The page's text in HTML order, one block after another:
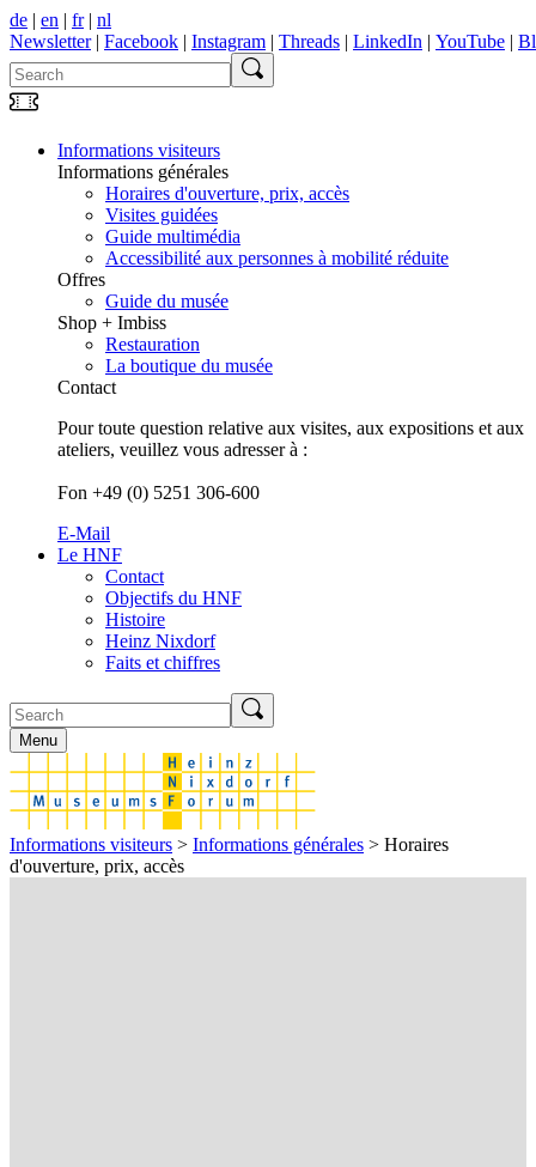
de | en | fr| nl
Newsletter| Facebook | Instagram | Threads | LinkedIn | YouTube |
Informations visiteurs
Informations générales
Horaires d'ouverture, prix, accès
Visites guidées
Guide multimédia
Accessibilité aux personnes à mobilité réduite
Offres
Guide du musée
Shop + Imbiss
Restauration
La boutique du musée
Contact
Pour toute question relative aux visites, aux expositions et aux
ateliers, veuillez vous adresser à :
Fon +49 (0) 5251 306-600
E-Mail
Le HNF
Contact
Objectifs du HNF
Histoire
Heinz Nixdorf
Faits et chiffres
Menu
Informations visiteurs > Informations générales > Horaires
d'ouverture, prix, accès